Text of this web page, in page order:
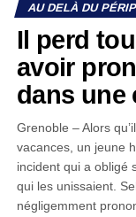
AU DELÀ DU
Il perd
avoir
dans une
Grenoble – Alors
vacances, un jeune
incident qui a obligé
qui les unissaient.
négligemment